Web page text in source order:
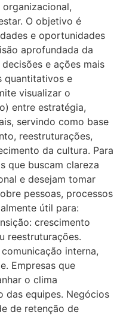
O objetivo é
e oportunidades
aprofundada da
e ações mais
quantitativos e
visualizar o
entre estratégia,
servindo como base
reestruturações,
da cultura. Para
que buscam clareza
e desejam tomar
pessoas, processos
útil para:
crescimento
reestruturações.
interna,
Empresas que
o clima
das equipes. Negócios
de retenção de